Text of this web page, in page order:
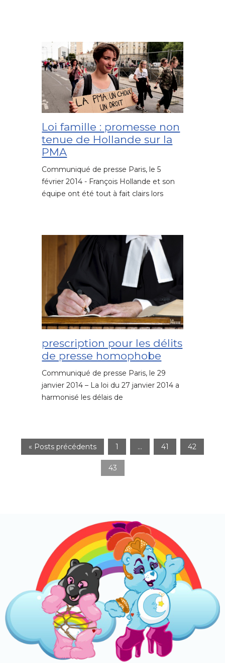
Loi famille : promesse non
tenue de Hollande sur la
PMA
Communiqué de presse Paris, le 5
février 2014 - François Hollande et son
équipe ont été tout à fait clairs lors
prescription pour les délits
de presse homophobe
Communiqué de presse Paris, le 29
janvier 2014 – La loi du 27 janvier 2014 a
harmonisé les délais de
« Posts précédents 1 … 41 42
43